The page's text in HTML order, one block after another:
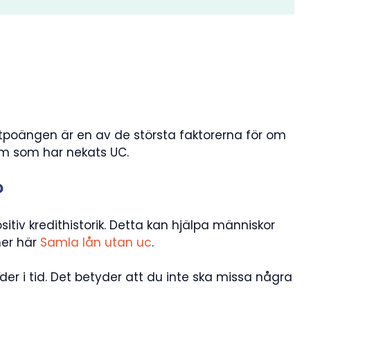
är en av de största faktorerna för om
som har nekats UC.
kredithistorik. Detta kan hjälpa människor
här Samla lån utan uc.
i tid. Det betyder att du inte ska missa några